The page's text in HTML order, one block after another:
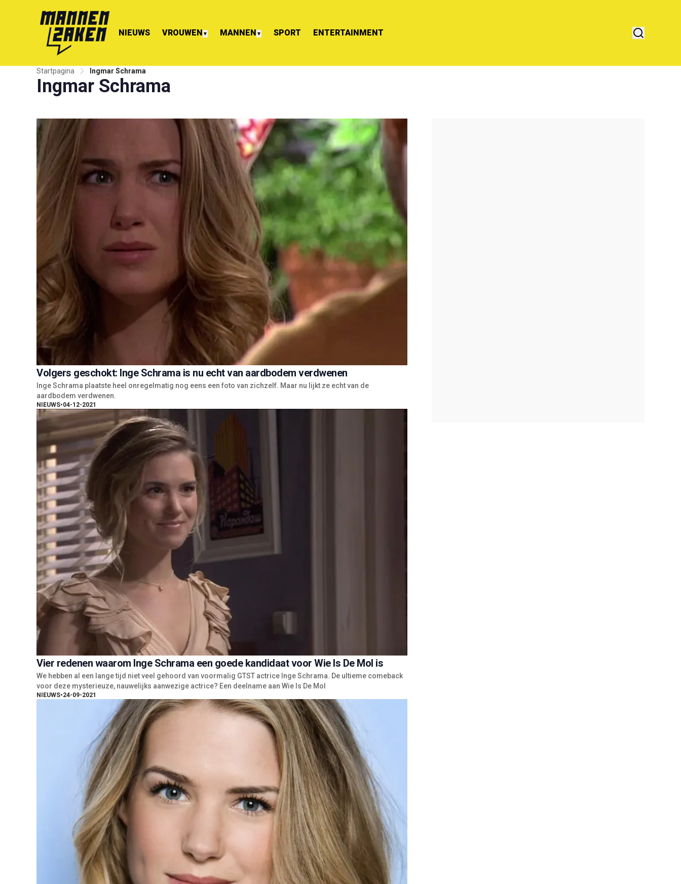
NIEUWS VROUWEN ▼ MANNEN ▼ SPORT ENTERTAINMENT
Startpagina Ingmar Schrama
Ingmar Schrama
Volgers geschokt: Inge Schrama is nu echt van aardbodem verdwenen
Inge Schrama plaatste heel onregelmatig nog eens een foto van zichzelf. Maar nu lijkt ze echt van de
aardbodem verdwenen.
NIEUWS•04-12-2021
Vier redenen waarom Inge Schrama een goede kandidaat voor Wie Is De Mol is
We hebben al een lange tijd niet veel gehoord van voormalig GTST actrice Inge Schrama. De ultieme comeback
voor deze mysterieuze, nauwelijks aanwezige actrice? Een deelname aan Wie Is De Mol
NIEUWS•24-09-2021